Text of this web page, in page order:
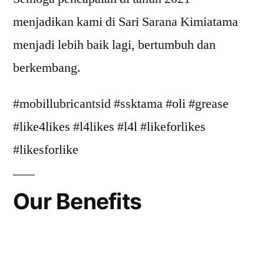
menjadikan kami di Sari Sarana Kimiatama
menjadi lebih baik lagi, bertumbuh dan
berkembang.
#mobillubricantsid #ssktama #oli #grease
#like4likes #l4likes #l4l #likeforlikes
#likesforlike
Our Benefits